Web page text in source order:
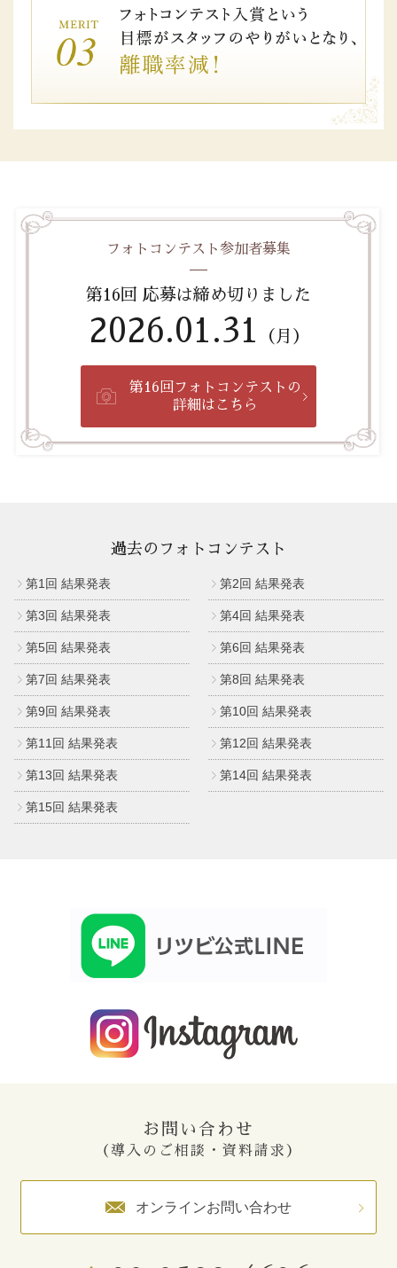
フォトコンテスト参加者募集
第16回 応募は締め切りました
2026.01.31 （月）
第16回フォトコンテストの
詳細はこちら
過去のフォトコンテスト
第1回 結果発表 第2回 結果発表
第3回 結果発表 第4回 結果発表
第5回 結果発表 第6回 結果発表
第7回 結果発表 第8回 結果発表
第9回 結果発表 第10回 結果発表
第11回 結果発表 第12回 結果発表
第13回 結果発表 第14回 結果発表
第15回 結果発表
お問い合わせ
（導入のご相談・資料請求）
オンラインお問い合わせ